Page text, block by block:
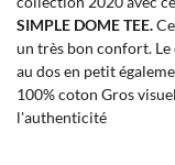
SIMPLE DOME TEE.
un très bon confort.
au dos en petit
100% coton Gros
l'authenticité